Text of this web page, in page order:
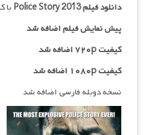
دانلود فیلمPolice Story 2013 با
پیش نمایش فیلم اضافه شد
کیفیت ۷۲۰p اضافه شد
کیفیت ۱۰۸۰p اضافه شد
نسخه دوبله فارسی اضافه شد